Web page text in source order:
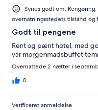
Synes godt om:
overnatningsstedets tilstand
Godt til pengene
Rent og pænt hotel, med
var morgenmadsbuffet
Overnattede 2 nætter i
0
Verificeret anmeldelse